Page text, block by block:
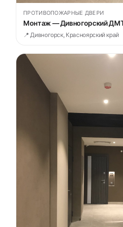
ПРОТИВОПОЖАРНЫЕ ДВЕРИ
Монтаж — Дивногорский
📍 Дивногорск, Красноярский край